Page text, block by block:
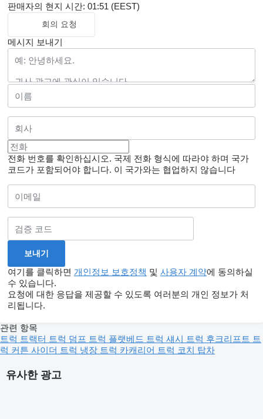
판매자의 현지 시간: 01:51 (EEST)
회의 요청
메시지 보내기
전화 번호를 확인하십시오. 국제 전화 형식에 따라야 하며 국가
코드가 포함되어야 합니다. 이 국가와는 협업하지 않습니다
여기를 클릭하면 개인정보 보호정책 및 사용자 계약에 동의하실
수 있습니다.
요청에 대한 응답을 제공할 수 있도록 여러분의 개인 정보가 처
리됩니다.
유사한 광고
관련 항목
트럭 트랙터 트럭 덤프 트럭 플랫베드 트럭 섀시 트럭 후크리프트 트
럭 커튼 사이더 트럭 냉장 트럭 카캐리어 트럭 코치 탑차